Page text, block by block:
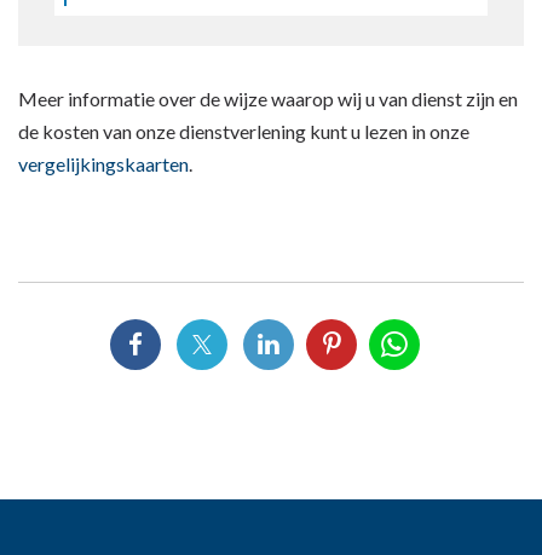
Meer informatie over de wijze waarop wij u van dienst zijn en
de kosten van onze dienstverlening kunt u lezen in onze
vergelijkingskaarten.